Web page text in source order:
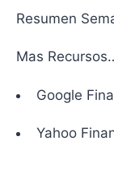
Resumen
Mas
Google
Yahoo